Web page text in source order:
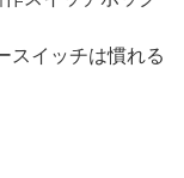
スイッチは慣れる